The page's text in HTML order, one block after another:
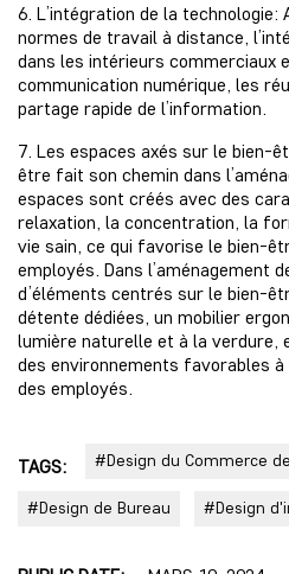
6. L’intégration de la technologie:
normes de travail à distance,
dans les intérieurs commerciaux
communication numérique, les
partage rapide de l’information.
7. Les espaces axés sur le bien-
être fait son chemin dans
espaces sont créés avec des
relaxation, la concentration, la
vie sain, ce qui favorise le bien-
employés. Dans l’aménagement
d’éléments centrés sur le bien-
détente dédiées, un mobilier
lumière naturelle et à la verdure,
des environnements favorables
des employés.
TAGS: #Design du Commerce
#Design de Bureau #Design